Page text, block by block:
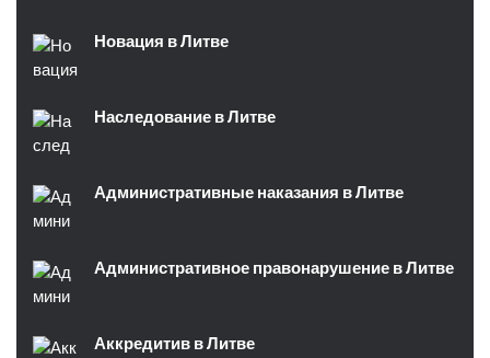
Новация в Литве
Наследование в Литве
Административные наказания в Литве
Административное правонарушение в Литве
Аккредитив в Литве